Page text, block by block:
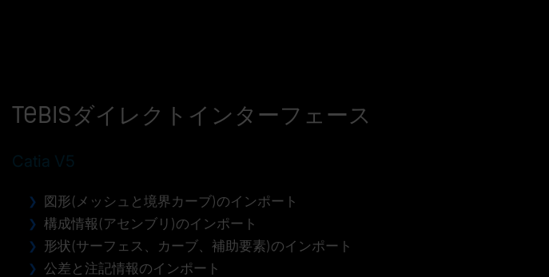
Tebisダイレクトインターフェース
Catia V5
図形(メッシュと境界カーブ)のインポート
構成情報(アセンブリ)のインポート
形状(サーフェス、カーブ、補助要素)のインポート
公差と注記情報のインポート